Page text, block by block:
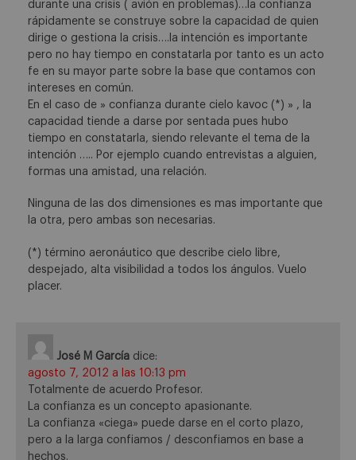
durante una crisis ( avión en problemas)…la confianza
rápidamente se construye sobre la capacidad de quien
dirige o gestiona la crisis….la intención es importante
pero no hay tiempo en constatarla por tanto es un acto
fe en su mayor parte sobre la base que contamos con
intereses en común.
En el caso de » confianza durante cielo kavoc (*) » , la
capacidad tiende a darse por sentada pues hubo
tiempo en constatarla, siendo relevante el tema de la
intención ….. Por ejemplo cuando entrevistas a alguien,
formas una amistad, una relación.
Ninguna de las dos dimensiones es mas importante que
la otra, pero ambas son necesarias.
(*) término aeronáutico que describe cielo libre,
despejado, alta visibilidad a todos los ángulos. Vuelo
placer.
José M García dice:
agosto 7, 2012 a las 10:13 pm
Totalmente de acuerdo Profesor.
La confianza es un concepto apasionante.
La confianza «ciega» puede darse en el corto plazo,
pero a la larga confiamos / desconfiamos en base a
hechos.